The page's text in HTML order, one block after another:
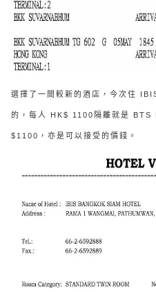
選擇了一間較新的酒店， 今次住
的 ， 每人 HK$ 1100 隔離就是
$1100，亦是可以接受的價錢。